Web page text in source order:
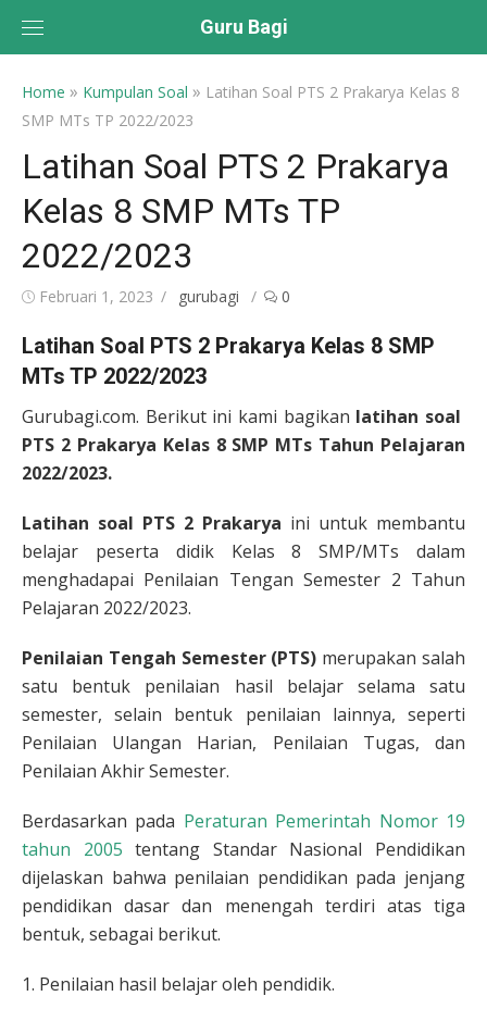
Guru Bagi
Home » Kumpulan Soal » Latihan Soal PTS 2 Prakarya Kelas 8
SMP MTs TP 2022/2023
Latihan Soal PTS 2 Prakarya
Kelas 8 SMP MTs TP
2022/2023
Posted
Februari 1, 2023 Author
gurubagi 0
Latihan Soal PTS 2 Prakarya Kelas 8 SMP
MTs TP 2022/2023
Gurubagi.com. Berikut ini kami bagikan latihan soal
PTS 2 Prakarya Kelas 8 SMP MTs Tahun Pelajaran
2022/2023.
Latihan soal PTS 2 Prakarya ini untuk membantu
belajar peserta didik Kelas 8 SMP/MTs dalam
menghadapai Penilaian Tengan Semester 2 Tahun
Pelajaran 2022/2023.
Penilaian Tengah Semester (PTS) merupakan salah
satu bentuk penilaian hasil belajar selama satu
semester, selain bentuk penilaian lainnya, seperti
Penilaian Ulangan Harian, Penilaian Tugas, dan
Penilaian Akhir Semester.
Berdasarkan pada Peraturan Pemerintah Nomor 19
tahun 2005 tentang Standar Nasional Pendidikan
dijelaskan bahwa penilaian pendidikan pada jenjang
pendidikan dasar dan menengah terdiri atas tiga
bentuk, sebagai berikut.
1. Penilaian hasil belajar oleh pendidik.